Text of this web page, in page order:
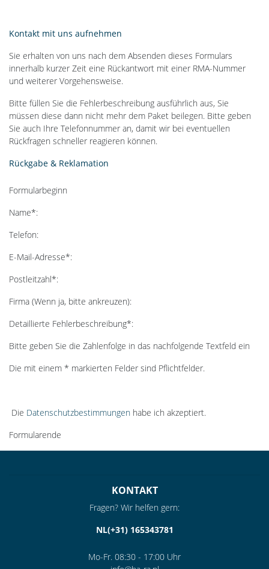
Kontakt mit uns aufnehmen
Sie erhalten von uns nach dem Absenden dieses Formulars
innerhalb kurzer Zeit eine Rückantwort mit einer RMA-Nummer
und weiterer Vorgehensweise.
Bitte füllen Sie die Fehlerbeschreibung ausführlich aus, Sie
müssen diese dann nicht mehr dem Paket beilegen. Bitte geben
Sie auch Ihre Telefonnummer an, damit wir bei eventuellen
Rückfragen schneller reagieren können.
Rückgabe & Reklamation
Formularbeginn
Name*:
Telefon:
E-Mail-Adresse*:
Postleitzahl*:
Firma (Wenn ja, bitte ankreuzen):
Detaillierte Fehlerbeschreibung*:
Bitte geben Sie die Zahlenfolge in das nachfolgende Textfeld ein
Die mit einem * markierten Felder sind Pflichtfelder.
Die Datenschutzbestimmungen habe ich akzeptiert.
Formularende
KONTAKT
Fragen? Wir helfen gern:
NL(+31) 165343781
Mo-Fr. 08:30 - 17:00 Uhr